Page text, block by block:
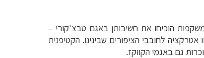
הוכיחו את חשיבותן באגם טבצ'קורי –
לחובבי הציפורים שבינינו. הקטיפנית
גם באגמי הקווקז.